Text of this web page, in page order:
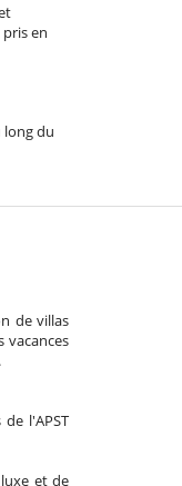
en
long du
de villas
vacances
l'APST
et de